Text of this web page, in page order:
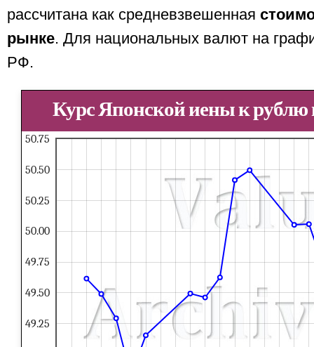
рассчитана как средневзвешенная
рынке. Для национальных валют на
РФ.
Курс Японской иены к рублю
49.25
49.50
49.75
50.00
50.25
50.50
50.75